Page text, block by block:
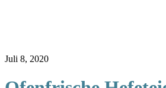
Juli 8, 2020